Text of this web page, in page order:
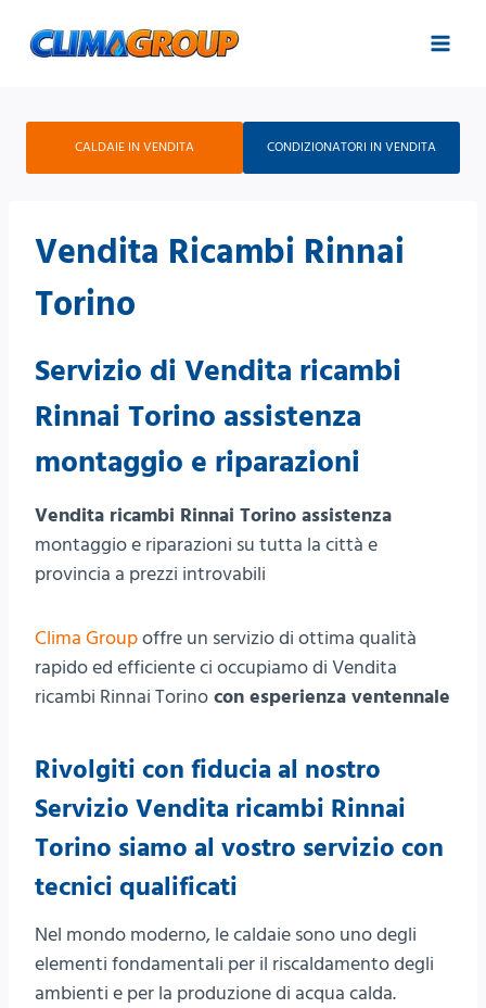
CALDAIE IN VENDITA CONDIZIONATORI IN VENDITA
Vendita Ricambi Rinnai
Torino
Servizio di Vendita ricambi
Rinnai Torino assistenza
montaggio e riparazioni
Vendita ricambi Rinnai Torino assistenza
montaggio e riparazioni su tutta la città e
provincia a prezzi introvabili
Clima Groupoffre un servizio di ottima qualità
rapido ed efficiente ci occupiamo di Vendita
ricambi Rinnai Torino con esperienza ventennale
Rivolgiti con fiducia al nostro
Servizio Vendita ricambi Rinnai
Torino siamo al vostro servizio con
tecnici qualificati
Nel mondo moderno, le caldaie sono uno degli
elementi fondamentali per il riscaldamento degli
ambienti e per la produzione di acqua calda.